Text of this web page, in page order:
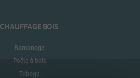
CHAUFFAGE BOIS
Ramonage
Poêle à bois
Tubage